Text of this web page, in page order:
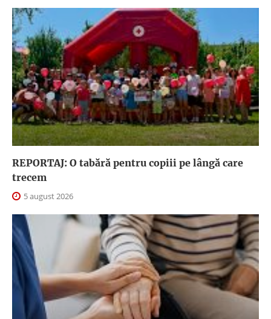
REPORTAJ: O tabără pentru copiii pe lângă care
trecem
5 august 2026